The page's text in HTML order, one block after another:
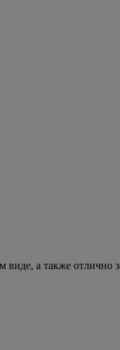
а также отлично